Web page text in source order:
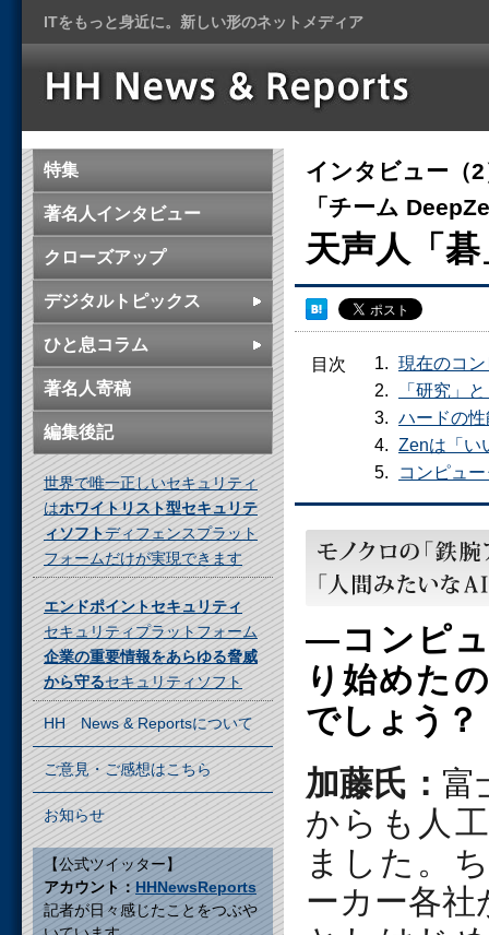
ITをもっと身近に。新しい形のネットメディア
特集
著名人インタビュー
クローズアップ
デジタルトピックス
ひと息コラム
著名人寄稿
編集後記
世界で唯一正しいセキュリティ
はホワイトリスト型セキュリテ
ィソフトディフェンスプラット
フォームだけが実現できます
エンドポイントセキュリティ
セキュリティプラットフォーム
企業の重要情報をあらゆる脅威
から守るセキュリティソフト
HH News & Reportsについて
ご意見・ご感想はこちら
お知らせ
【公式ツイッター】
アカウント： HHNewsReports
記者が日々感じたことをつぶや
インタビュー（2
「チーム
天声人「
目次
現在のコ
「研究」
ハードの
Zenは「い
コンピュ
―コンピ
り始めた
でしょう？
加藤氏： 富
からも人
ました。
ーカー各